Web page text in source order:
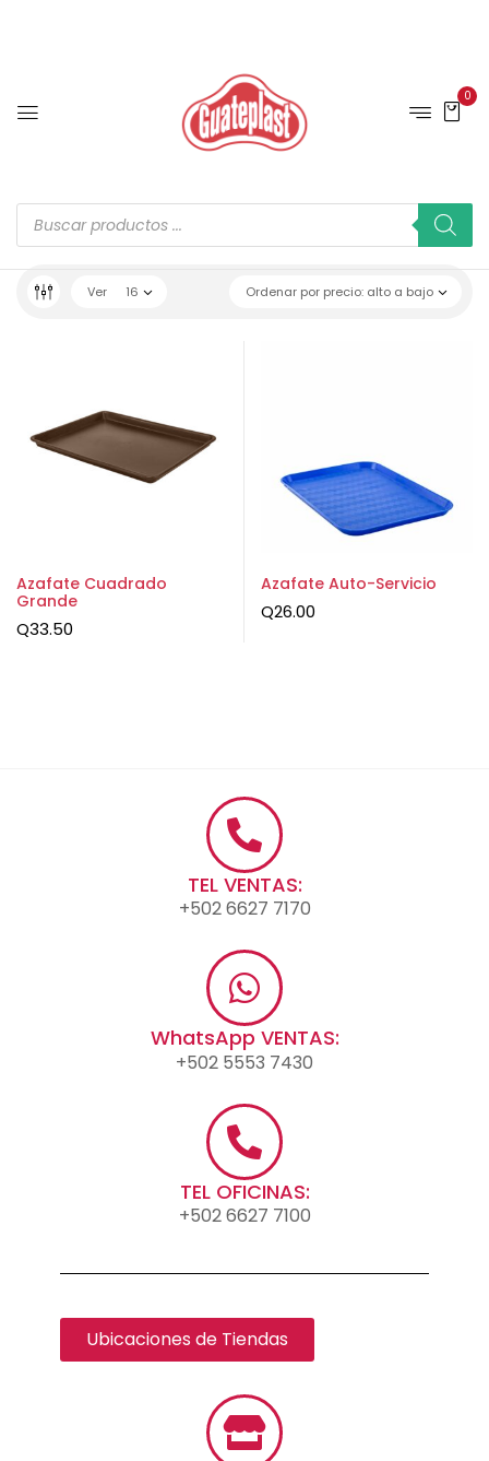
0
Ordenar por precio: alto a bajo
Ver 16
Azafate Cuadrado
Grande
Q33.50
Azafate Auto-Servicio
Q26.00
TEL VENTAS:
+502 6627 7170
WhatsApp VENTAS:
+502 5553 7430
TEL OFICINAS:
+502 6627 7100
Ubicaciones de Tiendas